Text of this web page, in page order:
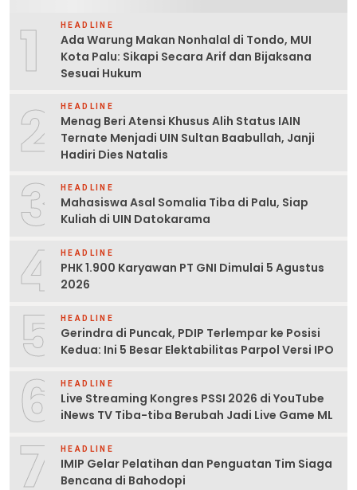
1 HEADLINE
Ada Warung Makan Nonhalal di Tondo, MUI
Kota Palu: Sikapi Secara Arif dan Bijaksana
Sesuai Hukum
2 HEADLINE
Menag Beri Atensi Khusus Alih Status IAIN
Ternate Menjadi UIN Sultan Baabullah, Janji
Hadiri Dies Natalis
3 HEADLINE
Mahasiswa Asal Somalia Tiba di Palu, Siap
Kuliah di UIN Datokarama
4 HEADLINE
PHK 1.900 Karyawan PT GNI Dimulai 5 Agustus
2026
5 HEADLINE
Gerindra di Puncak, PDIP Terlempar ke Posisi
Kedua: Ini 5 Besar Elektabilitas Parpol Versi IPO
6 HEADLINE
Live Streaming Kongres PSSI 2026 di YouTube
iNews TV Tiba-tiba Berubah Jadi Live Game ML
7 HEADLINE
IMIP Gelar Pelatihan dan Penguatan Tim Siaga
Bencana di Bahodopi